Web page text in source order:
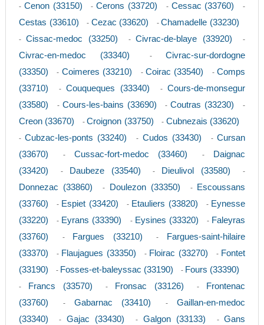
- Cenon (33150) -Cerons (33720) - Cessac (33760) -
Cestas (33610) - Cezac (33620) -Chamadelle (33230)
-Cissac-medoc (33250) -Civrac-de-blaye (33920) -
Civrac-en-medoc (33340) -Civrac-sur-dordogne
(33350)
- Coimeres (33210) - Coirac (33540) -Comps
(33710)
- Couqueques (33340) -Cours-de-monsegur
(33580)
- Cours-les-bains (33690) -Coutras (33230) -
Creon (33670) -Croignon (33750) - Cubnezais (33620)
-Cubzac-les-ponts (33240) - Cudos (33430) -Cursan
(33670)
- Cussac-fort-medoc (33460) -
Daignac
(33420)
- Daubeze (33540) - Dieulivol (33580) -
Donnezac (33860) - Doulezon (33350) -
Escoussans
(33760)
- Espiet (33420) - Etauliers (33820) - Eynesse
(33220)
- Eyrans (33390) - Eysines (33320) - Faleyras
(33760)
- Fargues (33210) -
Fargues-saint-hilaire
(33370)
- Flaujagues (33350) - Floirac (33270) - Fontet
(33190)
- Fosses-et-baleyssac (33190) - Fours (33390)
- Francs (33570) - Fronsac (33126) -
Frontenac
(33760)
- Gabarnac (33410) -Gaillan-en-medoc
(33340)
- Gajac (33430) - Galgon (33133) -Gans